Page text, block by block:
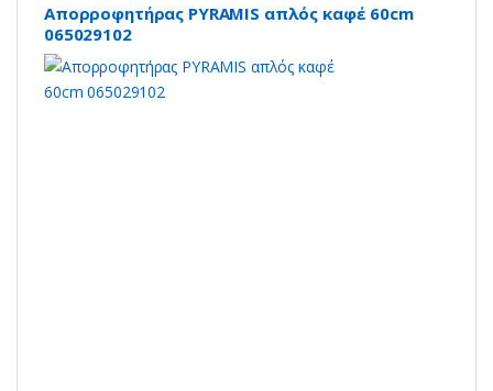
Απορροφητήρας PYRAMIS απλός καφέ 60cm
065029102